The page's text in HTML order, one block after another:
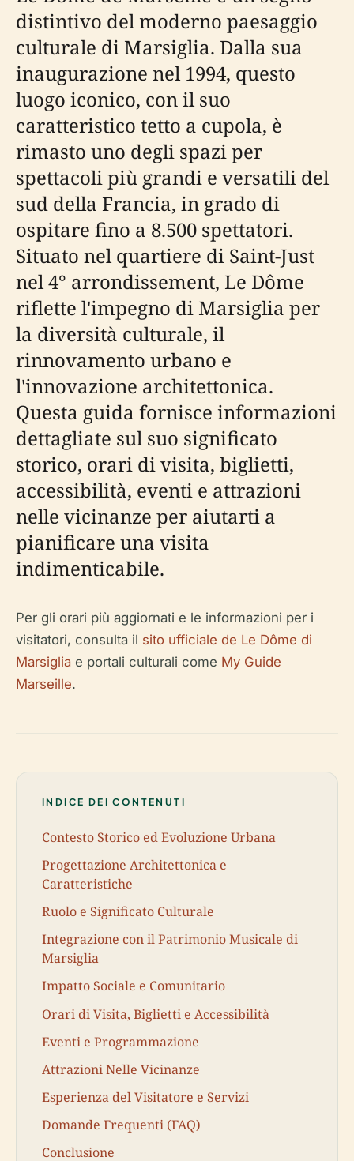
distintivo del moderno paesaggio
culturale di Marsiglia. Dalla sua
inaugurazione nel 1994, questo
luogo iconico, con il suo
caratteristico tetto a cupola, è
rimasto uno degli spazi per
spettacoli più grandi e versatili del
sud della Francia, in grado di
ospitare fino a 8.500 spettatori.
Situato nel quartiere di Saint-Just
nel 4° arrondissement, Le Dôme
riflette l'impegno di Marsiglia per
la diversità culturale, il
rinnovamento urbano e
l'innovazione architettonica.
Questa guida fornisce informazioni
dettagliate sul suo significato
storico, orari di visita, biglietti,
accessibilità, eventi e attrazioni
nelle vicinanze per aiutarti a
pianificare una visita
indimenticabile.
Per gli orari più aggiornati e le informazioni per i
visitatori, consulta il sito ufficiale de Le Dôme di
Marsiglia e portali culturali come My Guide
Marseille.
INDICE DEI CONTENUTI
Contesto Storico ed Evoluzione Urbana
Progettazione Architettonica e
Caratteristiche
Ruolo e Significato Culturale
Integrazione con il Patrimonio Musicale di
Marsiglia
Impatto Sociale e Comunitario
Orari di Visita, Biglietti e Accessibilità
Eventi e Programmazione
Attrazioni Nelle Vicinanze
Esperienza del Visitatore e Servizi
Domande Frequenti (FAQ)
Conclusione